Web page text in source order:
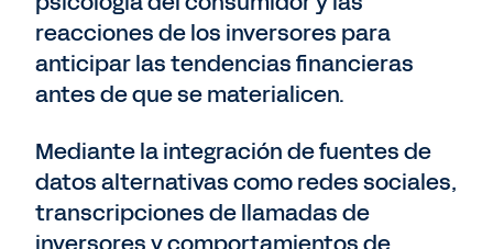
reacciones de los inversores para
anticipar las tendencias financieras
antes de que se materialicen.
Mediante la integración de fuentes de
datos alternativas como redes sociales,
transcripciones de llamadas de